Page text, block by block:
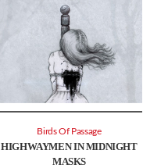
HIGHWAYMEN IN MIDNIGHT
MASKS
Birds Of Passage